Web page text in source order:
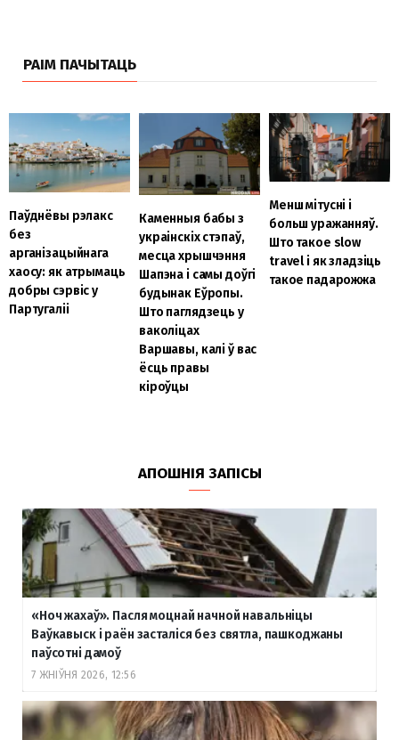
РАІМ ПАЧЫТАЦЬ
Паўднёвы рэлакс
без
арганізацыйнага
хаосу: як атрымаць
добры сэрвіс у
Партугаліі
Каменныя бабы з
украінскіх стэпаў,
месца хрышчэння
Шапэна і самы доўгі
будынак Еўропы.
Што паглядзець у
ваколіцах
Варшавы, калі ў вас
ёсць правы
кіроўцы
Менш мітусні і
больш уражанняў.
Што такое slow
travel і як зладзіць
такое падарожжа
АПОШНІЯ ЗАПІСЫ
«Ноч жахаў». Пасля моцнай начной навальніцы
Ваўкавыск і раён засталіся без святла, пашкоджаны
паўсотні дамоў
7 ЖНІЎНЯ 2026, 12:56